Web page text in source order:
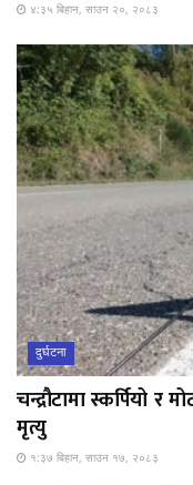
४:३५ बिहान, साउन २०, २०८३
दुर्घटना
चन्द्रौटामा स्कर्पियो
मृत्यु
१:३७ बिहान, साउन १७, २०८३